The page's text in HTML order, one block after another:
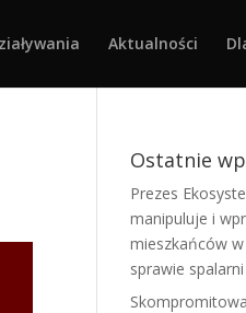
Aktualności
Ostatnie
Prezes
manipuluje i
mieszkańców w
sprawie spalarni